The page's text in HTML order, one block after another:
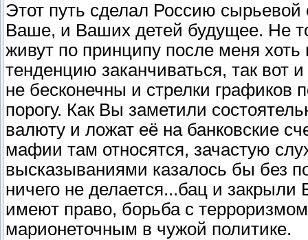
Этот путь сделал Россию
Ваше, и Ваших детей будущее. Не
живут по принципу после меня
тенденцию заканчиваться, так вот
не бесконечны и стрелки графиков
порогу. Как Вы заметили
валюту и ложат её на банковские
мафии там относятся, зачастую
высказываниями казалось бы без
ничего не делается...бац и
имеют право, борьба с
марионеточным в чужой политике.